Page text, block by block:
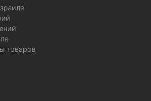
товаров